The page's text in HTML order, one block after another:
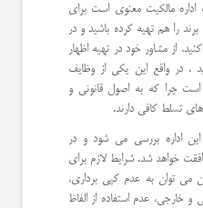
مالکیت معنوی است برای
برند را هم تهیه کرده باشید و در
از مشاور خود در تهیه اظهار
. در واقع این یکی از وظایف
چرا که به اصول قانونی و
تسلط کافی دارند.
اداره بررسی می شود و در
خواهد شد. شرایط لازم برای
می توان به عدم کپی برداری،
خارجی، عدم استفاده از الفاظ